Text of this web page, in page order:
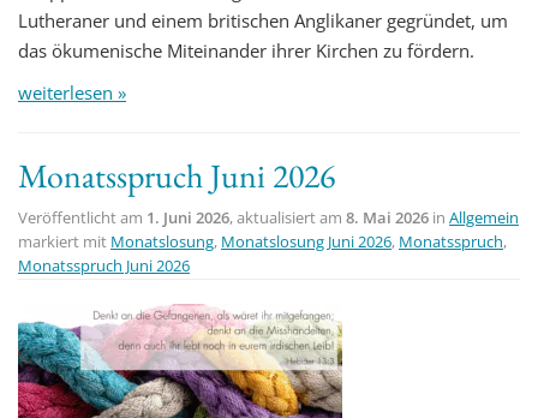
Lutheraner und einem britischen Anglikaner gegründet, um
das ökumenische Miteinander ihrer Kirchen zu fördern.
weiterlesen »
Monatsspruch Juni 2026
Veröffentlicht am 1. Juni 2026, aktualisiert am 8. Mai 2026 in Allgemein
markiert mit Monatslosung, Monatslosung Juni 2026, Monatsspruch,
Monatsspruch Juni 2026